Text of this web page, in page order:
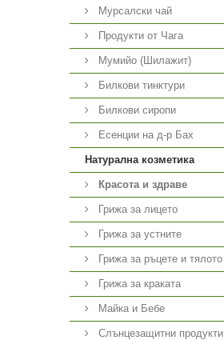
Мурсалски чай
Продукти от Чага
Мумийо (Шилажит)
Билкови тинктури
Билкови сиропи
Есенции на д-р Бах
Натурална козметика
Красота и здраве
Грижа за лицето
Грижа за устните
Грижа за ръцете и тялото
Грижа за краката
Майка и Бебе
Слънцезащитни продукти